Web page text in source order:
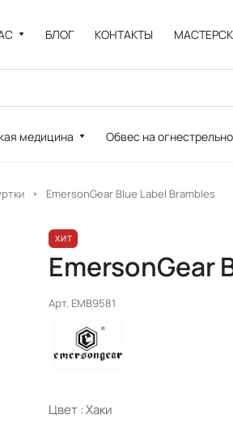
БЛОГ КОНТАКТЫ
медицина Обвес на
EmersonGear Blue Label Brambles
ХИТ
EmersonGear
Арт. EMB9581
Цвет :Хаки